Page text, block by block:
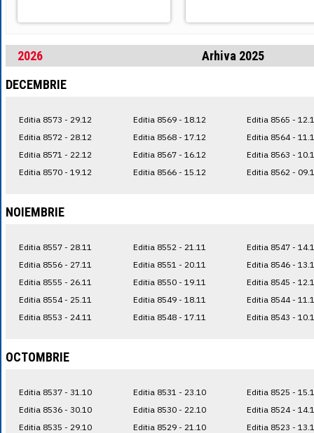
2026
Arhiva 2025
DECEMBRIE
Editia 8573 - 29.12
Editia 8572 - 28.12
Editia 8571 - 22.12
Editia 8570 - 19.12
Editia 8569 - 18.12
Editia 8568 - 17.12
Editia 8567 - 16.12
Editia 8566 - 15.12
Editia 8565 -
Editia 8564 -
Editia 8563 -
Editia 8562 -
NOIEMBRIE
Editia 8557 - 28.11
Editia 8556 - 27.11
Editia 8555 - 26.11
Editia 8554 - 25.11
Editia 8553 - 24.11
Editia 8552 - 21.11
Editia 8551 - 20.11
Editia 8550 - 19.11
Editia 8549 - 18.11
Editia 8548 - 17.11
Editia 8547 -
Editia 8546 -
Editia 8545 -
Editia 8544 -
Editia 8543 -
OCTOMBRIE
Editia 8537 - 31.10
Editia 8536 - 30.10
Editia 8535 - 29.10
Editia 8531 - 23.10
Editia 8530 - 22.10
Editia 8529 - 21.10
Editia 8525 -
Editia 8524 -
Editia 8523 -